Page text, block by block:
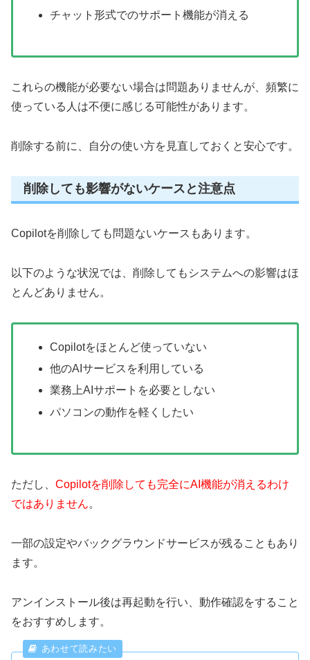
チャット形式でのサポート機能が消える
これらの機能が必要ない場合は問題ありませんが、頻繁に
使っている人は不便に感じる可能性があります。
削除する前に、自分の使い方を見直しておくと安心です。
削除しても影響がないケースと注意点
Copilotを削除しても問題ないケースもあります。
以下のような状況では、削除してもシステムへの影響はほ
とんどありません。
Copilotをほとんど使っていない
他のAIサービスを利用している
業務上AIサポートを必要としない
パソコンの動作を軽くしたい
ただし、 Copilotを削除しても完全にAI機能が消えるわけ
ではありません。
一部の設定やバックグラウンドサービスが残ることもあり
ます。
アンインストール後は再起動を行い、動作確認をすること
をおすすめします。